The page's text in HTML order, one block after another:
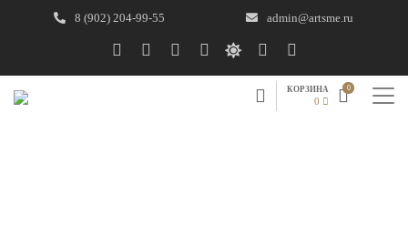
8 (902) 204-99-55 admin@artsme.ru
КОРЗИНА
0
0